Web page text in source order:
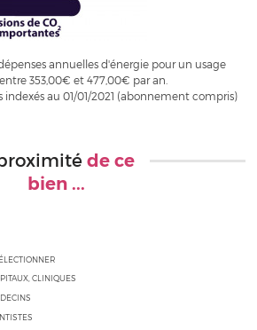
annuelles d'énergie pour un usage
353,00€ et 477,00€ par an.
indexés au 01/01/2021 (abonnement compris)
de ce
bien ...
CLINIQUES